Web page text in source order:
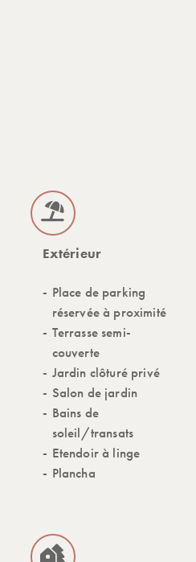
Extérieur
Place de parking
réservée à proximité
Terrasse semi-
couverte
Jardin clôturé privé
Salon de jardin
Bains de
soleil/transats
Etendoir à linge
Plancha